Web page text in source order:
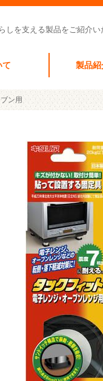
を支える製品をご紹介い
て 製品
ン用